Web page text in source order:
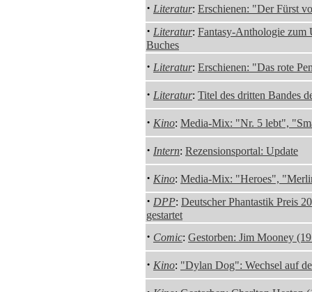
· Literatur: Erschienen: "Der Fürst
· Literatur: Fantasy-Anthologie zum
Buches
· Literatur: Erschienen: "Das rote
· Literatur: Titel des dritten Bandes
· Kino: Media-Mix: "Nr. 5 lebt",
· Intern: Rezensionsportal: Update
· Kino: Media-Mix: "Heroes",
· DPP: Deutscher Phantastik Preis
gestartet
· Comic: Gestorben: Jim Mooney
· Kino: "Dylan Dog": Wechsel auf